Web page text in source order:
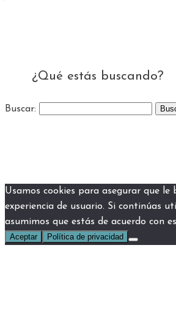
¿Qué estás buscando?
Buscar:
Usamos cookies para asegurar que le
experiencia de usuario. Si continúas
asumimos que estás de acuerdo con
Aceptar Política de privacidad